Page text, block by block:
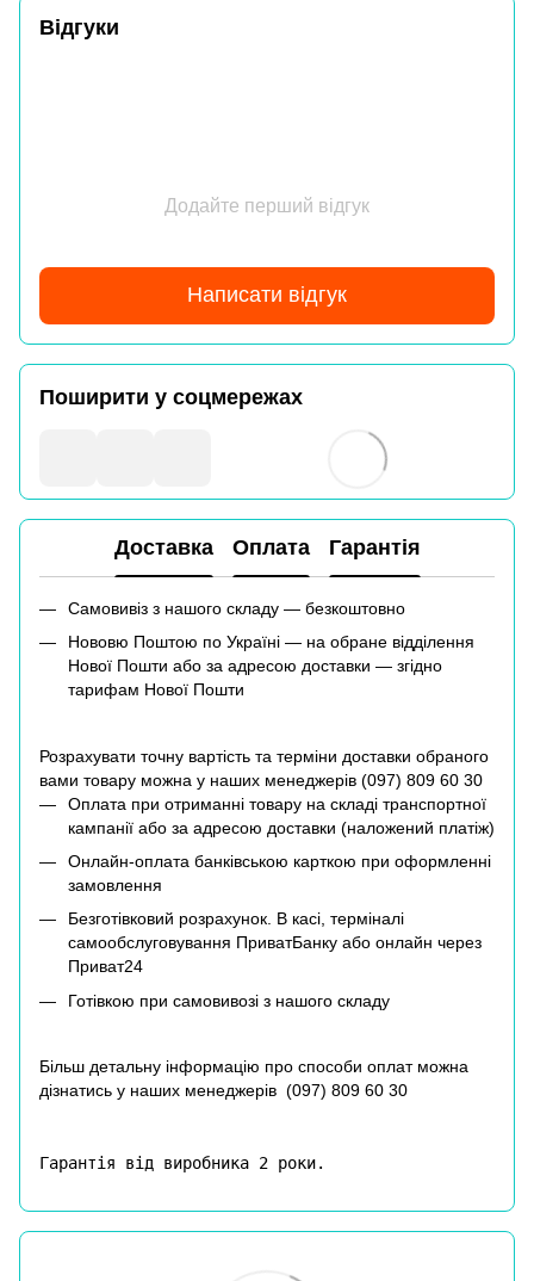
Відгуки
Додайте перший відгук
Написати відгук
Поширити у соцмережах
Доставка Оплата Гарантія
Самовивіз з нашого складу — безкоштовно
Нововю Поштою по Україні — на обране відділення
Нової Пошти або за адресою доставки — згідно
тарифам Нової Пошти
Розрахувати точну вартість та терміни доставки обраного
вами товару можна у наших менеджерів (097) 809 60 30
Оплата при отриманні товару на складі транспортної
кампанії або за адресою доставки (наложений платіж)
Онлайн-оплата банківською карткою при оформленні
замовлення
Безготівковий розрахунок. В касі, терміналі
самообслуговування ПриватБанку або онлайн через
Приват24
Готівкою при самовивозі з нашого складу
Більш детальну інформацію про способи оплат можна
дізнатись у наших менеджерів (097) 809 60 30
Гарантія від виробника 2 роки.